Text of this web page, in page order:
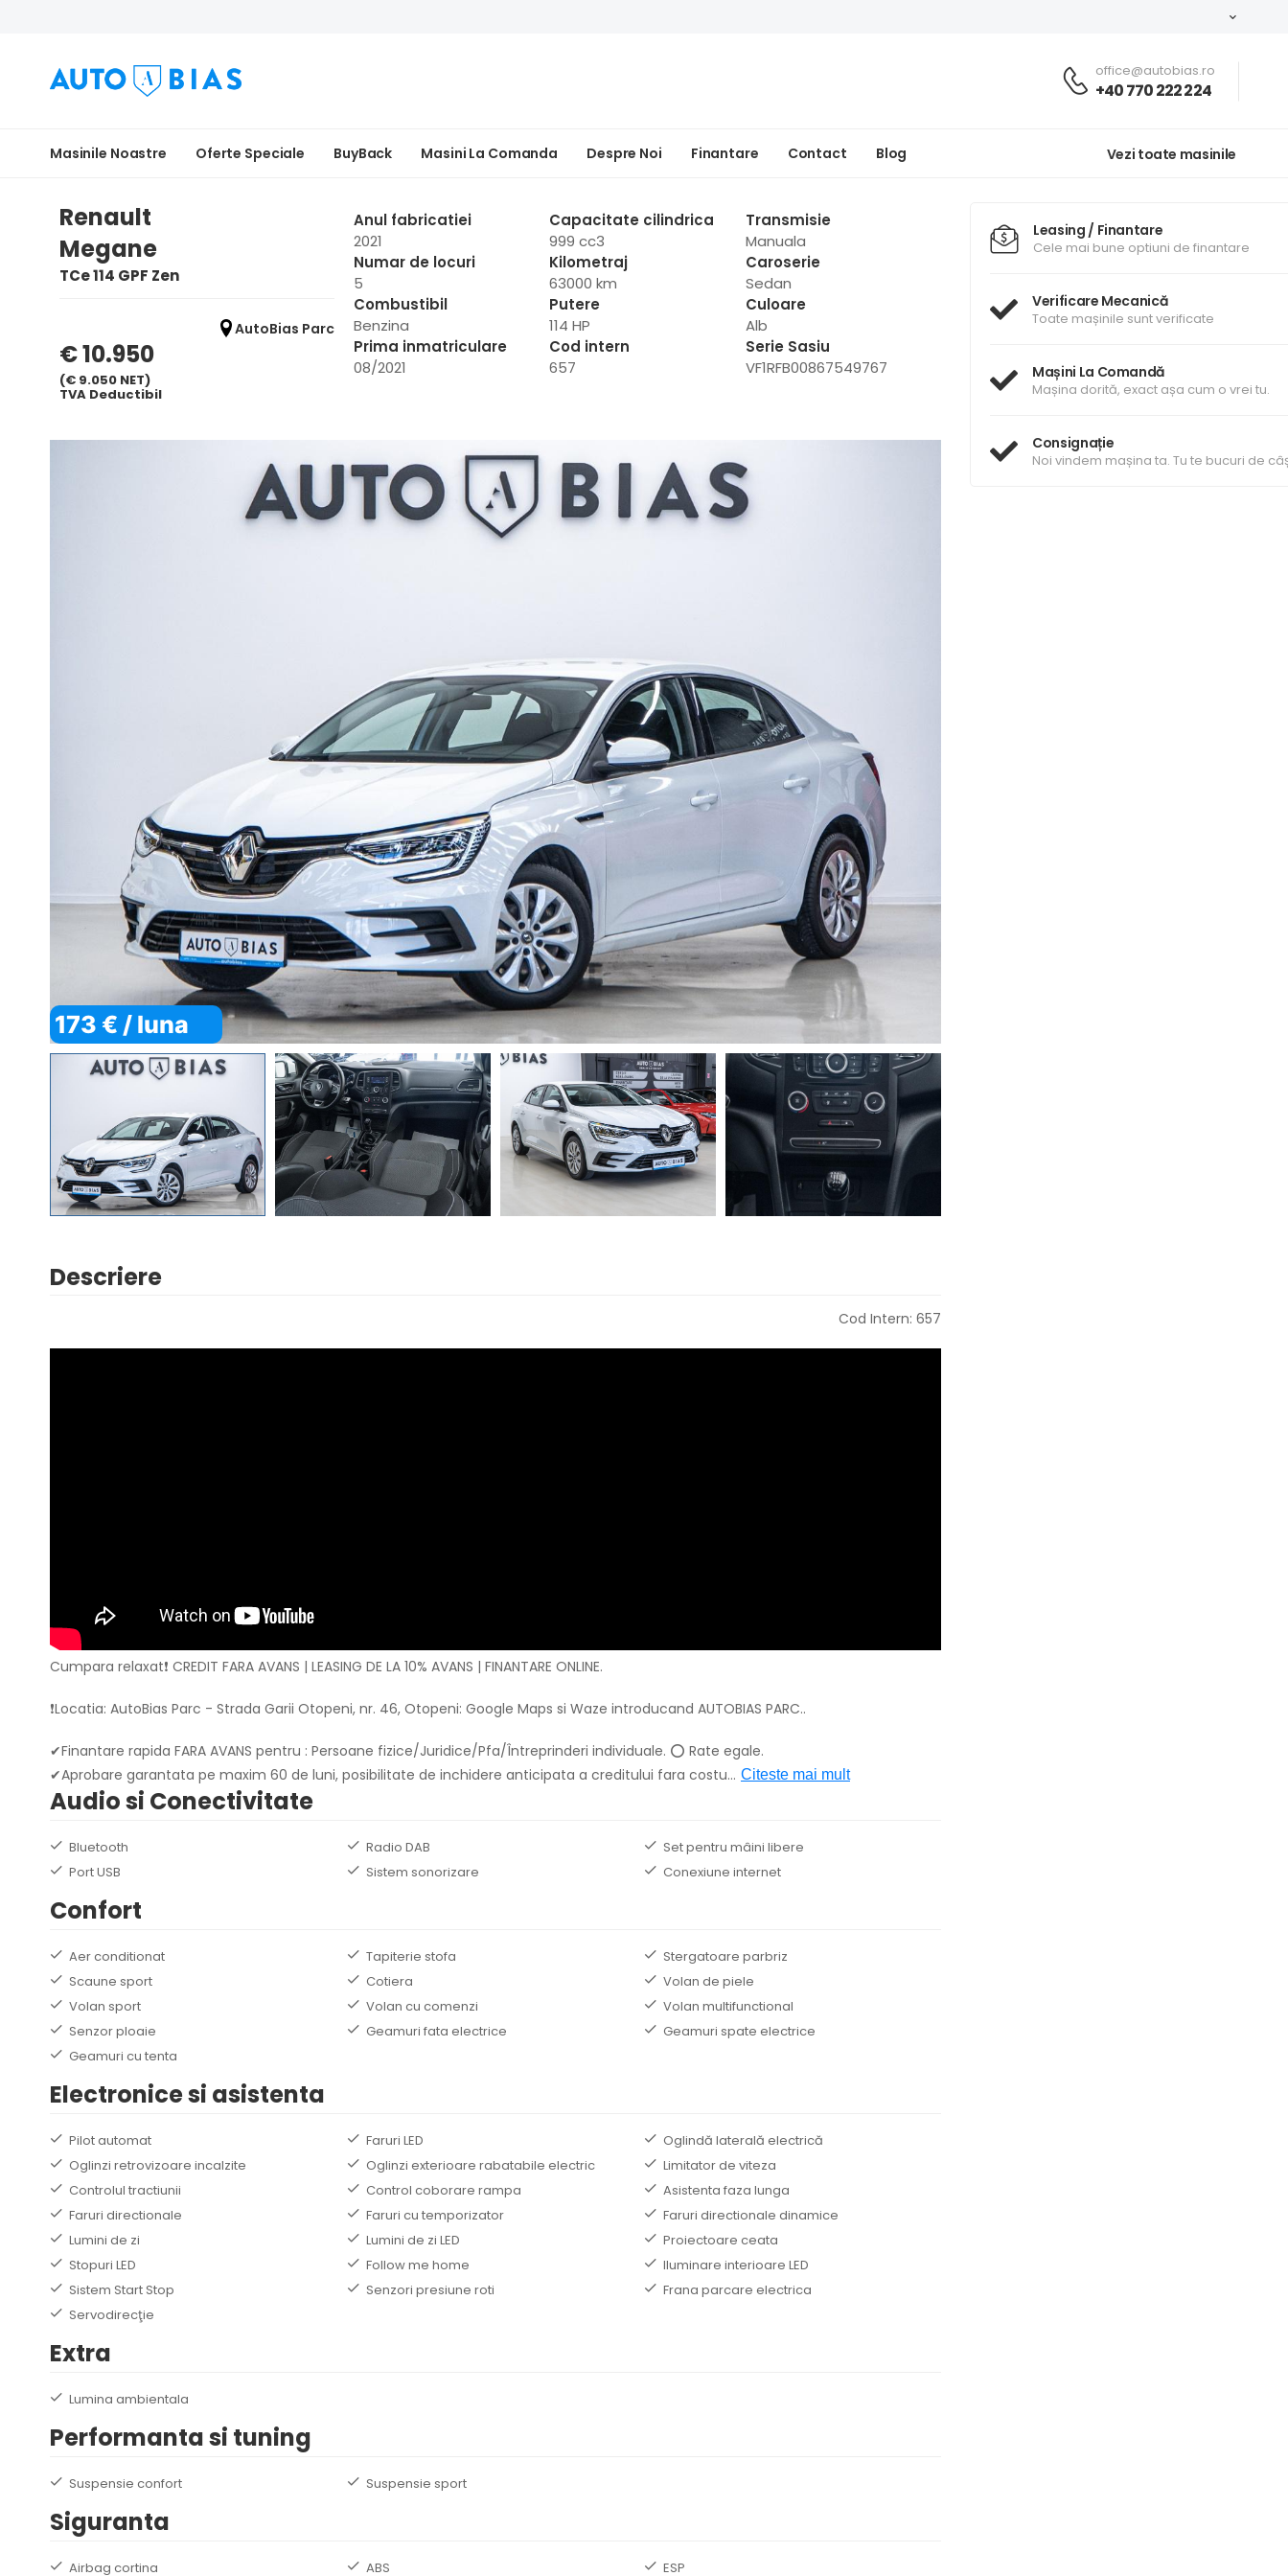
office@autobias.ro
+40 770 222 224
Masinile Noastre Oferte Speciale BuyBack Masini La Comanda Despre Noi Finantare Contact Blog Vezi toate masinile
Renault
Megane
TCe 114 GPF Zen
AutoBias Parc
€ 10.950
(€ 9.050 NET)
TVA Deductibil
Anul fabricatiei
2021
Capacitate cilindrica
999 cc3
Transmisie
Manuala
Numar de locuri
5
Kilometraj
63000 km
Caroserie
Sedan
Combustibil
Benzina
Putere
114 HP
Culoare
Alb
Prima inmatriculare
08/2021
Cod intern
657
Serie Sasiu
VF1RFB00867549767
173 € / luna
Descriere
Cod Intern: 657
Cumpara relaxat❗ CREDIT FARA AVANS | LEASING DE LA 10% AVANS | FINANTARE ONLINE.
❗Locatia: AutoBias Parc - Strada Garii Otopeni, nr. 46, Otopeni: Google Maps si Waze introducand AUTOBIAS PARC..
✔Finantare rapida FARA AVANS pentru : Persoane fizice/Juridice/Pfa/Întreprinderi individuale. ⭕ Rate egale.
✔Aprobare garantata pe maxim 60 de luni, posibilitate de inchidere anticipata a creditului fara costu... Citeste mai mult
Audio si Conectivitate
Bluetooth Radio DAB
Set pentru mâini libere
Port USB
Sistem sonorizare Conexiune internet
Confort
Aer conditionat Tapiterie stofa
Stergatoare parbriz
Scaune sport
Cotiera
Volan de piele
Volan sport
Volan cu comenzi
Volan multifunctional
Senzor ploaie
Geamuri fata electrice
Geamuri spate electrice
Geamuri cu tenta
Electronice si asistenta
Pilot automat Faruri LED
Oglindă laterală electrică
Oglinzi retrovizoare incalzite
Oglinzi exterioare rabatabile electric
Limitator de viteza
Controlul tractiunii
Control coborare rampa
Asistenta faza lunga
Faruri directionale
Faruri cu temporizator
Faruri directionale dinamice
Lumini de zi
Lumini de zi LED
Proiectoare ceata
Stopuri LED
Follow me home
Iluminare interioare LED
Sistem Start Stop
Senzori presiune roti
Frana parcare electrica
Servodirecţie
Extra
Lumina ambientala
Performanta si tuning
Suspensie confort Suspensie sport
Siguranta
Airbag cortina ABS ESP
Leasing / Finantare
Cele mai bune optiuni de finantare
Verificare Mecanică
Toate mașinile sunt verificate
Mașini La Comandă
Mașina dorită, exact așa cum o vrei tu.
Consignație
Noi vindem mașina ta. Tu te bucuri de